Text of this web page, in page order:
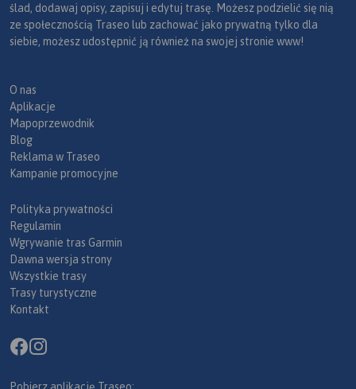
ślad, dodawaj opisy, zapisuj i edytuj trasę. Możesz podzielić się nią
ze społecznością Traseo lub zachować jako prywatną tylko dla
siebie, możesz udostępnić ją również na swojej stronie www!
O nas
Aplikacje
Mapoprzewodnik
Blog
Reklama w Traseo
Kampanie promocyjne
Polityka prywatności
Regulamin
Wgrywanie tras Garmin
Dawna wersja strony
Wszystkie trasy
Trasy turystyczne
Kontakt
Pobierz aplikację Traseo: